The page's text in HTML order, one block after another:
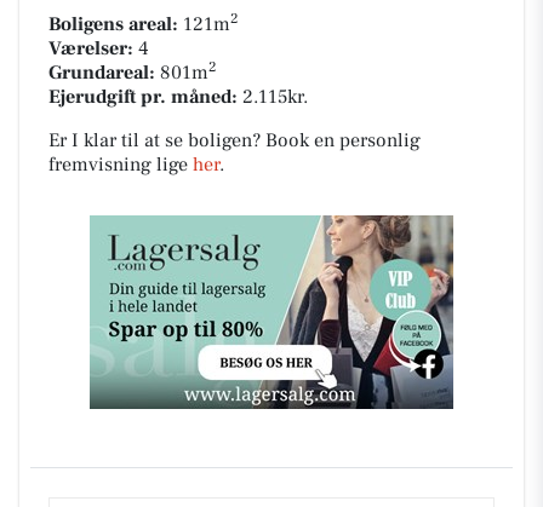
Boligens areal: 121m2
Værelser: 4
Grundareal: 801m2
Ejerudgift pr. måned: 2.115kr.
Er I klar til at se boligen? Book en personlig
fremvisning lige her.